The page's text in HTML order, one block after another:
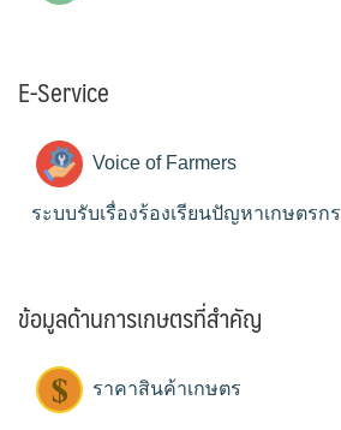
E-Service
Voice of Farmers
ระบบรับเรื่องร้องเรียนปัญหาเกษตรกร
ข้อมูลด้านการเกษตรที่สำคัญ
ราคาสินค้าเกษตร